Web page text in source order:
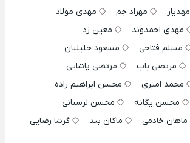
مهدیار مهراد جم
مهدی مولاد
مهدی احمدوند
معین زد
مسلم فتاحی
مسعود جلیلیان
مرتضی باب
مرتضی پاشایی
محمد امیری
محسن ابراهیم زاده
محسن یگانه
محسن لرستانی
ماهان خادمی ماکان بند
گرشا رضایی